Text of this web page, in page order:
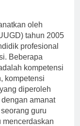
oleh
tahun 2005
profesional
Beberapa
kompetensi
kompetensi
diperoleh
amanat
guru
mencerdaskan